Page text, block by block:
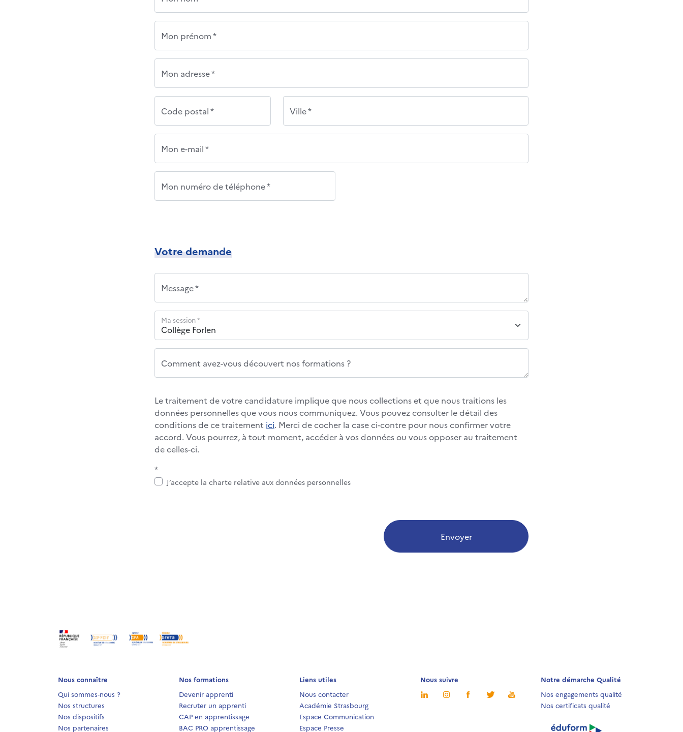
Mon prénom *
Mon adresse *
Code postal * Ville *
Mon e-mail *
Mon numéro de téléphone *
Votre demande
Message *
Ma session *
Comment avez-vous découvert nos formations ?
Le traitement de votre candidature implique que nous collections et que nous traitions les
données personnelles que vous nous communiquez. Vous pouvez consulter le détail des
conditions de ce traitement ici. Merci de cocher la case ci-contre pour nous confirmer votre
accord. Vous pourrez, à tout moment, accéder à vos données ou vous opposer au traitement
de celles-ci.
*
J’accepte la charte relative aux données personnelles
Envoyer
Nous connaître
Qui sommes-nous ?
Nos structures
Nos dispositifs
Nos partenaires
Nos formations
Devenir apprenti
Recruter un apprenti
CAP en apprentissage
BAC PRO apprentissage
Liens utiles
Nous contacter
Académie Strasbourg
Espace Communication
Espace Presse
Nous suivre
Notre démarche Qualité
Nos engagements qualité
Nos certificats qualité